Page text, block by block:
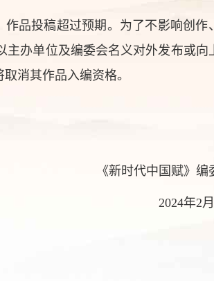
品投稿超过预期。为了不影响创作
办单位及编委会名义对外发布或向
消其作品入编资格。
《新时代中国赋》编
2024年2